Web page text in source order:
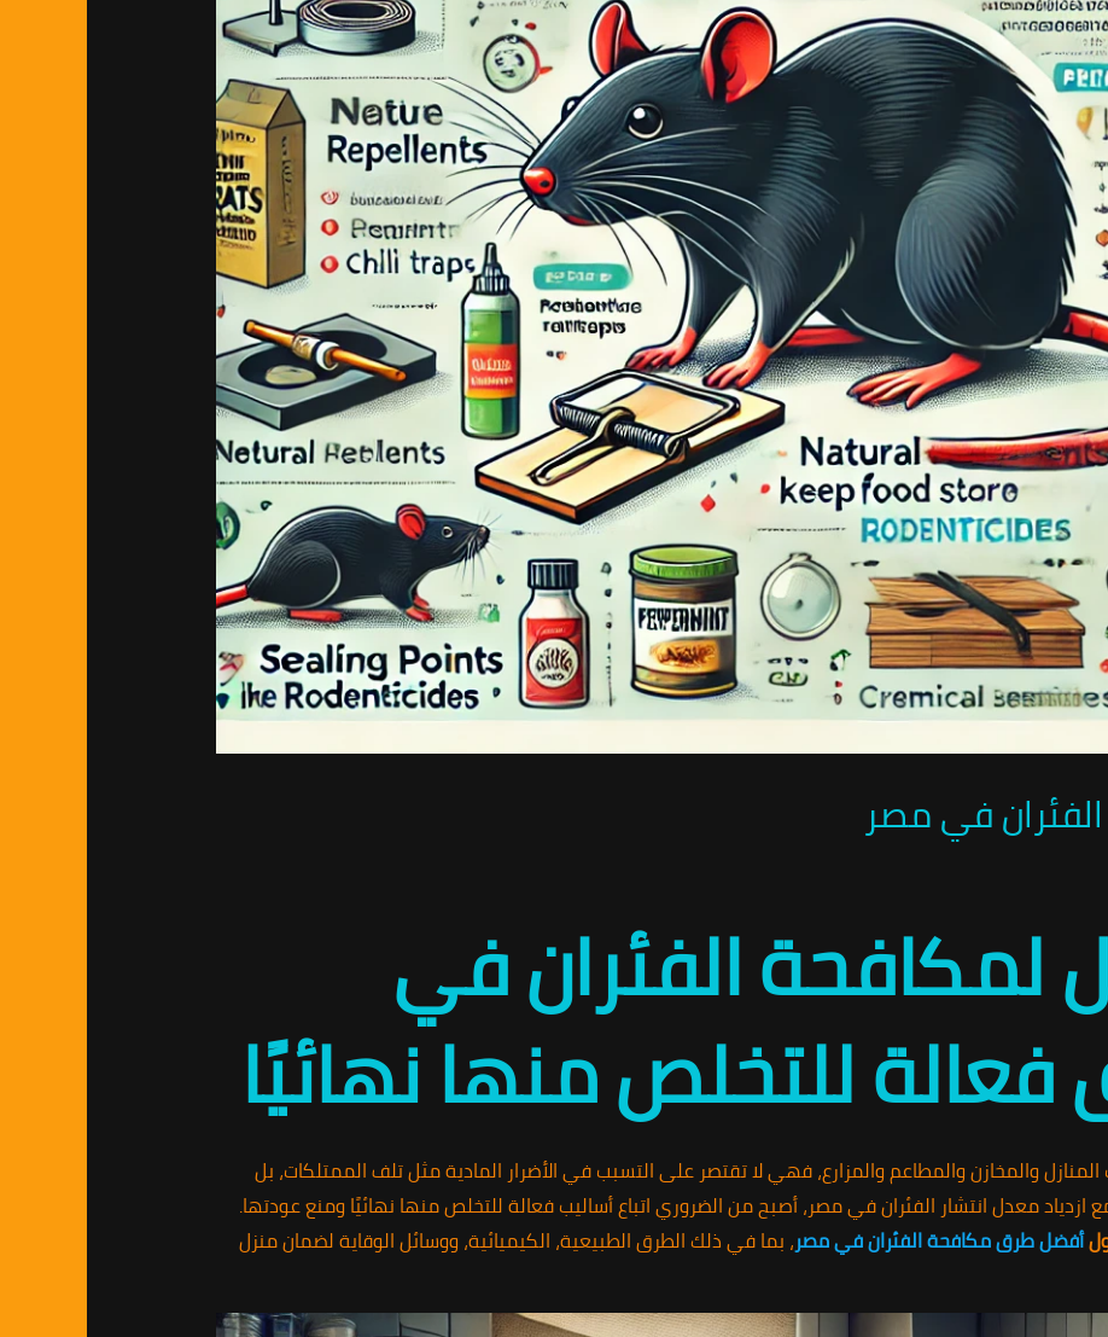
في مصر
لمكافحة الفئران في
للتخلص منها نهائيًا
والمخازن والمطاعم والمزارع، فهي لا تقتصر على التسبب في الأضرار المادية مثل تلف الممتلكات، بل
معدل انتشار الفئران في مصر، أصبح من الضروري اتباع أساليب فعالة للتخلص منها نهائيًا ومنع عودتها.
أفضل طرق مكافحة الفئران في مصر، بما في ذلك الطرق الطبيعية، الكيميائية، ووسائل الوقاية لضمان منزل